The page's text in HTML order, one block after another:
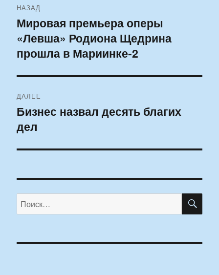
по
записям
НАЗАД
Предыдущая
запись:
Мировая премьера оперы
«Левша» Родиона Щедрина
прошла в Мариинке-2
ДАЛЕЕ
Следующая
запись:
Бизнес назвал десять благих
дел
Искать: